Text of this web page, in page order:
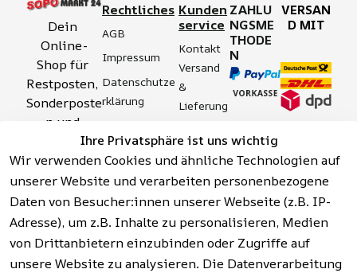
Ihre Privatsphäre ist uns wichtig
Wir verwenden Cookies und ähnliche Technologien auf
unserer Website und verarbeiten personenbezogene
Daten von Besucher:innen unserer Webseite (z.B. IP-
Adresse), um z.B. Inhalte zu personalisieren, Medien
von Drittanbietern einzubinden oder Zugriffe auf
unsere Website zu analysieren. Die Datenverarbeitung
Dein
Online-
Shop für
Restposten,
Sonderposte
n und
Aktionsartik
el rund um
Werkzeuge,
Garten,
Haushalt
und mehr.
Rechtliches
AGB
Impressum
Datenschutze
rklärung
tserklärung
Widerrufsrech
t
Hinweise zur
Batterieentso
rgung
Kunden
service
Kontakt
Versand
&
Lieferung
&
Sicherhei
t
Häufige
Fragen
(FAQ)
ZAHLU
NGSME
THODE
N
VERSAN
D MIT